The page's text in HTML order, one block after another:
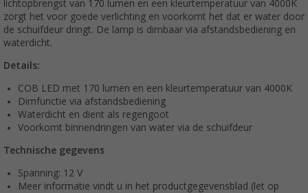
lichtopbrengst van 170 lumen en een kleurtemperatuur van 4000K
zorgt het voor goede verlichting en voorkomt het dat er water door
de schuifdeur dringt. De lamp is dimbaar via afstandsbediening en
waterdicht.
Details:
COB LED met 170 lumen en een kleurtemperatuur van 4000K
Dimfunctie via afstandsbediening
Waterdicht en dient als regengoot
Voorkomt binnendringen van water via de schuifdeur
Technische gegevens
Spanning: 12 V
Meer informatie vindt u in het productgegevensblad (let op